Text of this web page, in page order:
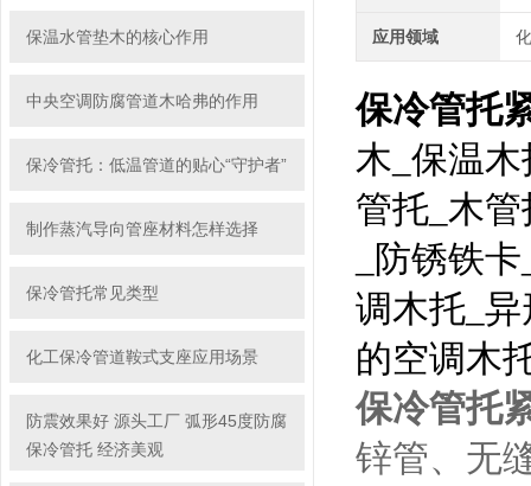
保温水管垫木的核心作用
中央空调防腐管道木哈弗的作用
保冷管托：低温管道的贴心“守护者”
制作蒸汽导向管座材料怎样选择
保冷管托常见类型
化工保冷管道鞍式支座应用场景
防震效果好 源头工厂 弧形45度防腐
保冷管托 经济美观
应用领域
保冷管托
木_保温
管托_木
_防锈铁
调木托_
的空调木
保冷管托
锌管、无